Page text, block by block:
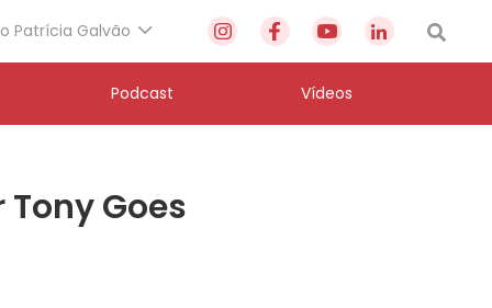
Patrícia Galvão
Podcast Vídeos
Goes